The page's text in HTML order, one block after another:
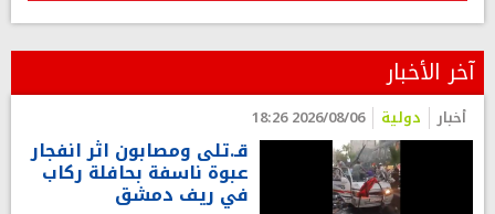
آخر الأخبار
أخبار دولية 2026/08/06 18:26
قـ.تلى ومصابون اثر انفجار
عبوة ناسفة بحافلة ركاب
في ريف دمشق